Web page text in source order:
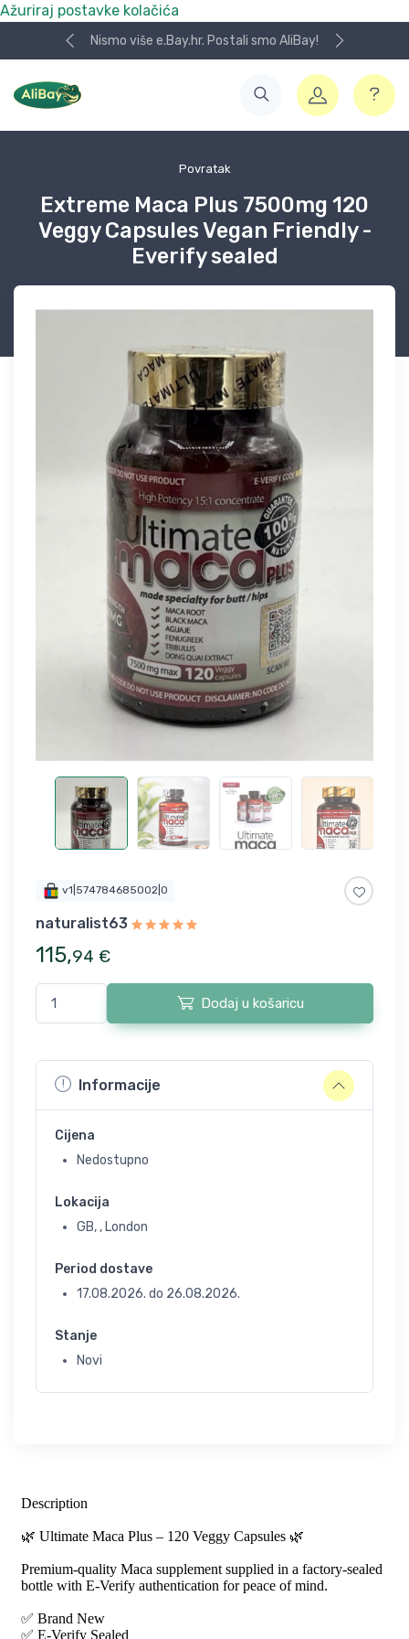
Ažuriraj postavke kolačića
Nismo više e.Bay.hr. Postali smo AliBay!
Povratak
Extreme Maca Plus 7500mg 120
Veggy Capsules Vegan Friendly -
Everify sealed
v1|574784685002|0
naturalist63
115,94 €
Dodaj u košaricu
Informacije
Cijena
Nedostupno
Lokacija
GB, , London
Period dostave
17.08.2026. do 26.08.2026.
Stanje
Novi